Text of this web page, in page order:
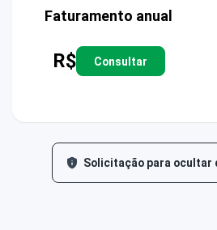
Faturamento anual
R$ Consultar
Solicitação para ocultar